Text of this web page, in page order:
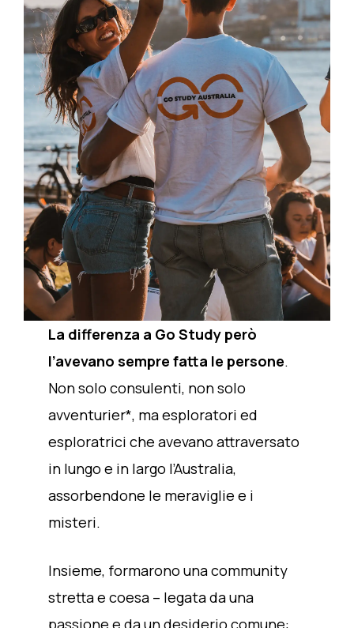
La differenza a Go Study però
l’avevano sempre fatta le persone.
Non solo consulenti, non solo
avventurier*, ma esploratori ed
esploratrici che avevano attraversato
in lungo e in largo l’Australia,
assorbendone le meraviglie e i
misteri.
Insieme, formarono una community
stretta e coesa – legata da una
passione e da un desiderio comune: